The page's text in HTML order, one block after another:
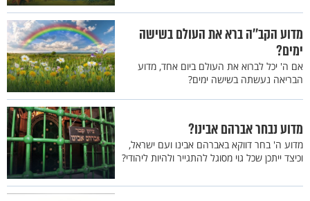
מדוע הקב''ה ברא את העולם בשישה
ימים?
אם ה' יכל לברוא את העולם ביום אחד, מדוע
הבריאה נעשתה בשישה ימים?
מדוע נבחר אברהם אבינו?
מדוע ה' בחר דווקא באברהם אבינו ועם ישראל,
וכיצד ייתכן שכל גוי מסוגל להתגייר ולהיות ליהודי?